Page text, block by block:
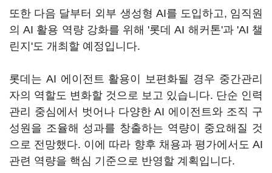
또한 다음 달부터 외부 생성형 AI를 도입하고, 임직원
의 AI 활용 역량 강화를 위해 '롯데 AI 해커톤'과 'AI 챌
린지'도 개최할 예정입니다.
롯데는 AI 에이전트 활용이 보편화될 경우 중간관리
자의 역할도 변화할 것으로 보고 있습니다. 단순 인력
관리 중심에서 벗어나 다양한 AI 에이전트와 조직 구
성원을 조율해 성과를 창출하는 역량이 중요해질 것
으로 전망했다. 이에 따라 향후 채용과 평가에서도 AI
관련 역량을 핵심 기준으로 반영할 계획입니다.